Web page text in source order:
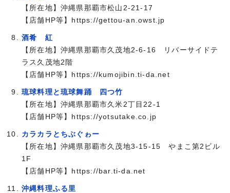
【所在地】沖縄県那覇市松山2-21-17
【店舗HP等】https://gettou-an.owst.jp
酒肴 紅
【所在地】沖縄県那覇市久茂地2-6-16 リバーサイドテ
ラス久茂地2階
【店舗HP等】https://kumojibin.ti-da.net
琉球料理と琉球舞踊 四つ竹
【所在地】沖縄県那覇市久米2丁目22-1
【店舗HP等】https://yotsutake.co.jp
カラカラとちぶぐゎー
【所在地】沖縄県那覇市久茂地3-15-15 やまこ第2ビル
1F
【店舗HP等】https://bar.ti-da.net
沖縄料理ふる里